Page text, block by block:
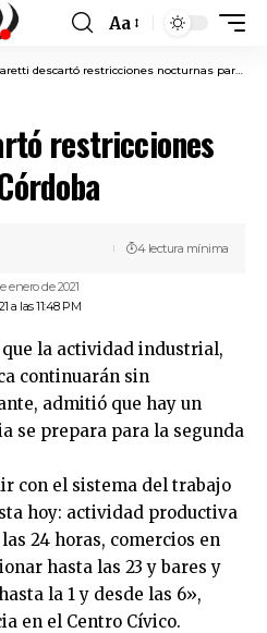
Font
Resizer
Aa
descartó restricciones nocturnas para Córdoba
restricciones
a las 11:48 PM
enero de 2021
4 lectura mínima
la actividad industrial,
continuarán sin
admitió que hay un
se prepara para la segunda
con el sistema del trabajo
hoy: actividad productiva
24 horas, comercios en
hasta las 23 y bares y
la 1 y desde las 6»,
en el Centro Cívico.